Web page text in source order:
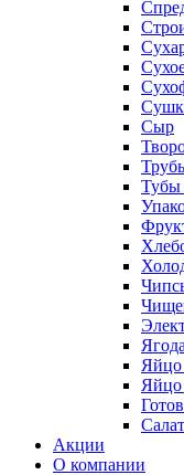
Сыр
Тубы
Яйцо
Яйцо
Акции
О компании